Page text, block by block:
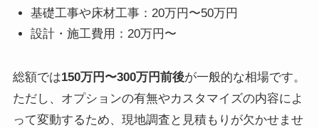
基礎工事や床材工事：20万円〜50万円
設計・施工費用：20万円〜
総額では150万円〜300万円前後が一般的な相場です。
ただし、オプションの有無やカスタマイズの内容によ
って変動するため、現地調査と見積もりが欠かせませ